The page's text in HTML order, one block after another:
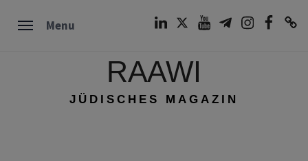
Menu
RAAWI
JÜDISCHES MAGAZIN